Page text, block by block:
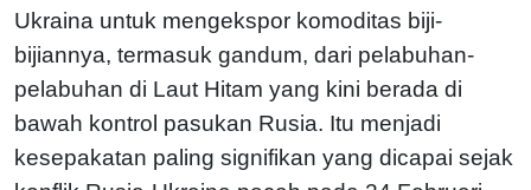
Ukraina untuk mengekspor komoditas biji-
bijiannya, termasuk gandum, dari pelabuhan-
pelabuhan di Laut Hitam yang kini berada di
bawah kontrol pasukan Rusia. Itu menjadi
kesepakatan paling signifikan yang dicapai sejak